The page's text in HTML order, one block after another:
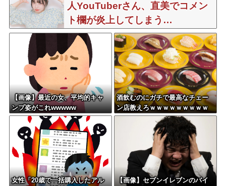
人YouTuberさん、直美でコメン
ト欄が炎上してしまう…
【画像】最近の女、平均的キャ
ンプ姿がこれwwwww
酒飲むのにガチで最高なチェー
ン店教えろｗｗｗｗｗｗｗｗｗ
ｗ
女性「20歳で一括購入したアル
【画像】セブンイレブンのバイ